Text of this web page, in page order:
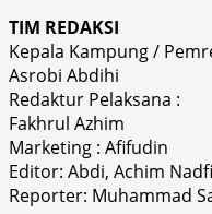
TIM REDAKSI
Kepala Kampung /
Asrobi Abdihi
Redaktur Pelaksana :
Fakhrul Azhim
Marketing : Afifudin
Editor: Abdi, Achim
Reporter: Muhammad